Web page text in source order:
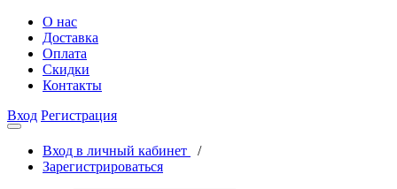
О нас
Доставка
Оплата
Скидки
Контакты
Вход Регистрация
Вход в личный кабинет
/
Зарегистрироваться